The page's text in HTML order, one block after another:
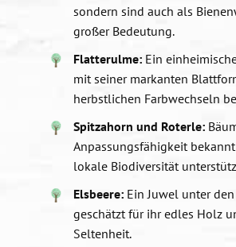
sondern sind auch als
großer Bedeutung.
Flatterulme:Ein
mit seiner markanten
herbstlichen Farbwechseln
Spitzahorn und Roterle:
Anpassungsfähigkeit
lokale Biodiversität
Elsbeere: Ein Juwel unter
geschätzt für ihr edles Holz
Seltenheit.